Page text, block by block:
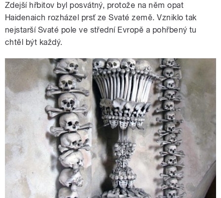
Zdejší hřbitov byl posvátný, protože na něm opat
Haidenaich rozházel prsť ze Svaté země. Vzniklo tak
nejstarší Svaté pole ve střední Evropě a pohřbený tu
chtěl být každý.